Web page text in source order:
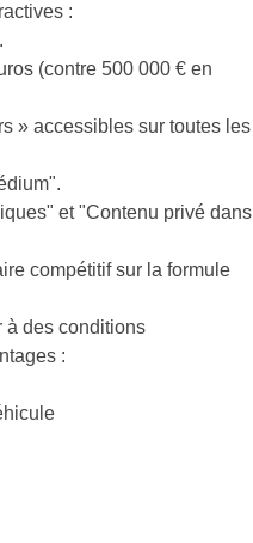
:
(contre 500 000 € en
» accessibles sur toutes les
et "Contenu privé dans
compétitif sur la formule
à des conditions
: